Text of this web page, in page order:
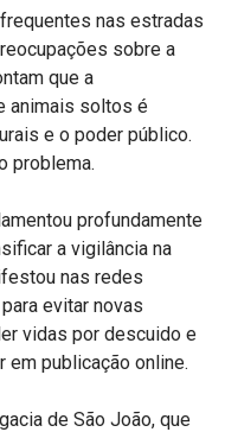
nas estradas
sobre a
que a
animais soltos é
e o poder público.
problema.
profundamente
a vigilância na
nas redes
evitar novas
vidas por descuido e
em publicação online.
de São João, que